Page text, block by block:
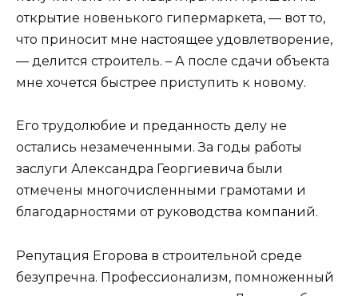
открытие новенького гипермаркета, — вот то,
что приносит мне настоящее удовлетворение,
— делится строитель. – А после сдачи объекта
мне хочется быстрее приступить к новому.
Его трудолюбие и преданность делу не
остались незамеченными. За годы работы
заслуги Александра Георгиевича были
отмечены многочисленными грамотами и
благодарностями от руководства компаний.
Репутация Егорова в строительной среде
безупречна. Профессионализм, помноженный